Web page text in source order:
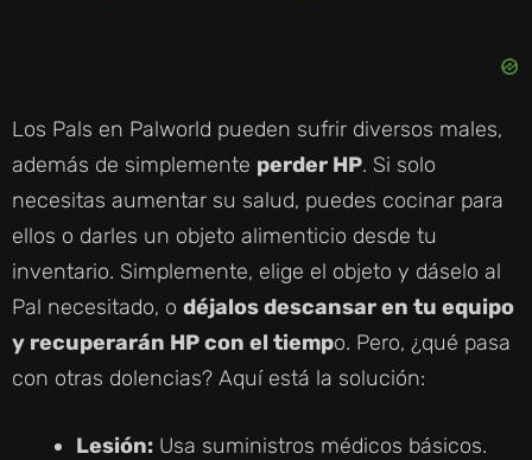
Los Pals en Palworld pueden sufrir diversos males,
además de simplemente perder HP. Si solo
necesitas aumentar su salud, puedes cocinar para
ellos o darles un objeto alimenticio desde tu
inventario. Simplemente, elige el objeto y dáselo al
Pal necesitado, o déjalos descansar en tu equipo
y recuperarán HP con el tiempo. Pero, ¿qué pasa
con otras dolencias? Aquí está la solución:
Lesión: Usa suministros médicos básicos.